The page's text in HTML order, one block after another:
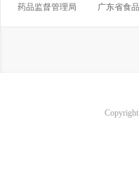
药品监督管理局 广东省食